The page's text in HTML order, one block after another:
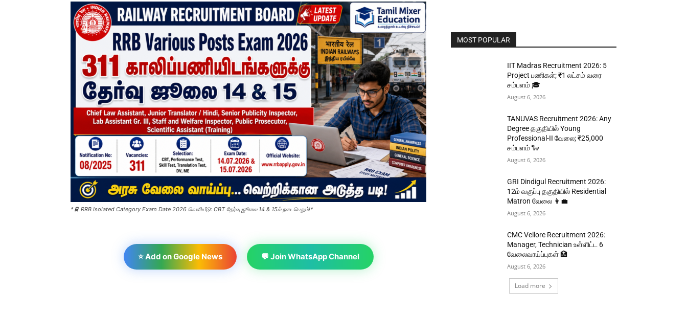
*🚆 RRB Isolated Category Exam Date 2026 வெளியீடு: CBT தேர்வு ஜூலை 14 & 15ல் நடைபெறும்!*
⭐ Add on Google News 💬 Join WhatsApp Channel
MOST POPULAR
IIT Madras Recruitment 2026: 5
Project பணிகள்; ₹1 லட்சம் வரை
சம்பளம் 🎓
August 6, 2026
TANUVAS Recruitment 2026: Any
Degree தகுதியில் Young
Professional-II வேலை; ₹25,000
சம்பளம் 🐑
August 6, 2026
GRI Dindigul Recruitment 2026:
12ம் வகுப்பு தகுதியில் Residential
Matron வேலை 👩‍💼
August 6, 2026
CMC Vellore Recruitment 2026:
Manager, Technician உள்ளிட்ட 6
வேலைவாய்ப்புகள் 🏥
August 6, 2026
Load more